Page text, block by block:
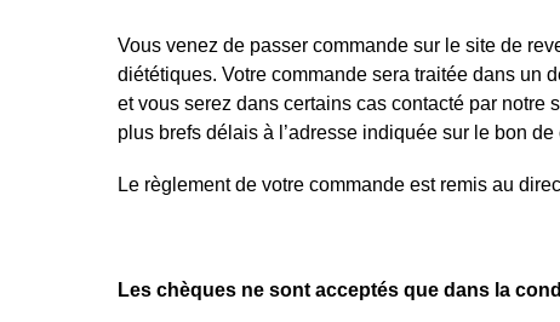
Vous venez de passer commande sur le site de
diététiques. Votre commande sera traitée dans un
et vous serez dans certains cas contacté par
plus brefs délais à l’adresse indiquée sur le bon de
Le règlement de votre commande est remis au
Les chèques ne sont acceptés que dans la